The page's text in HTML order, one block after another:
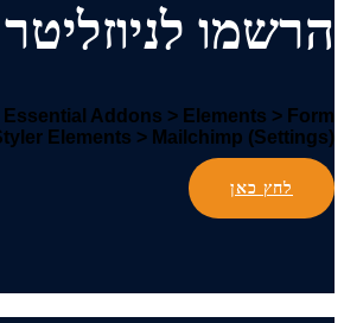
הרשמו לניוזליטר
Addons > Elements > Form
Elements > Mailchimp (Settings)
לחץ כאן